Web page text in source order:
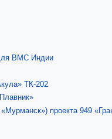
ВМС Индии
ТК-202
проекта 949